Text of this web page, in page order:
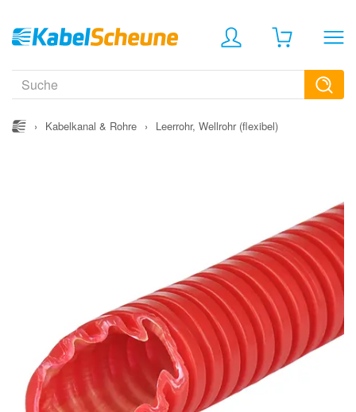
› Kabelkanal & Rohre › Leerrohr, Wellrohr (flexibel)